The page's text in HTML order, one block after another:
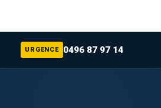
URGENCE 0496 87 97 14